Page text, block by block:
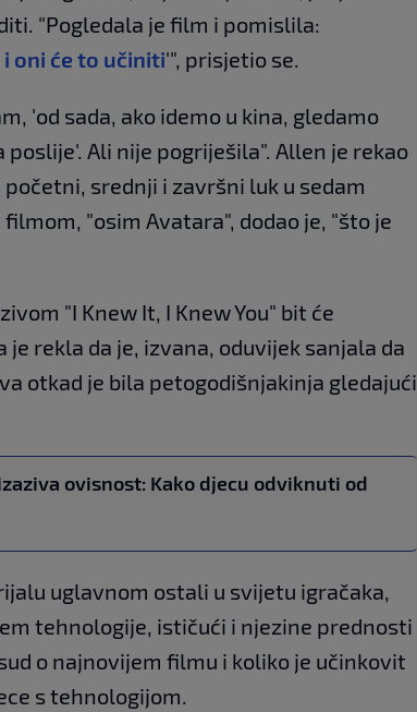
"Pogledala je film i pomislila:
oni će to učiniti'", prisjetio se.
'od sada, ako idemo u kina, gledamo
Ali nije pogriješila". Allen je rekao
srednji i završni luk u sedam
"osim Avatara", dodao je, "što je
"I Knew It, I Knew You" bit će
rekla da je, izvana, oduvijek sanjala da
otkad je bila petogodišnjakinja gledajući
ovisnost: Kako djecu odviknuti od
uglavnom ostali u svijetu igračaka,
tehnologije, ističući i njezine prednosti
o najnovijem filmu i koliko je učinkovit
s tehnologijom.